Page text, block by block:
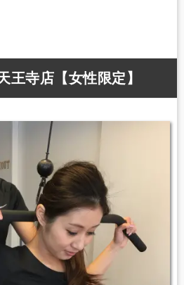
王寺店【女性限定】